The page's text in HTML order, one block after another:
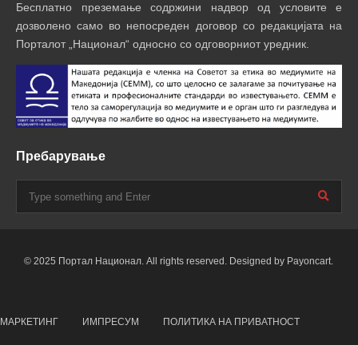
Бесплатно преземање содржини надвор од условите е
дозволено само во непосреден договор со редакцијата на
Порталот „Национал“ односно со одговорниот уредник.
Пребарување
© 2025 Портал Национал. All rights reserved. Designed by Payoncart.
МАРКЕТИНГ ИМПРЕСУМ ПОЛИТИКА НА ПРИВАТНОСТ